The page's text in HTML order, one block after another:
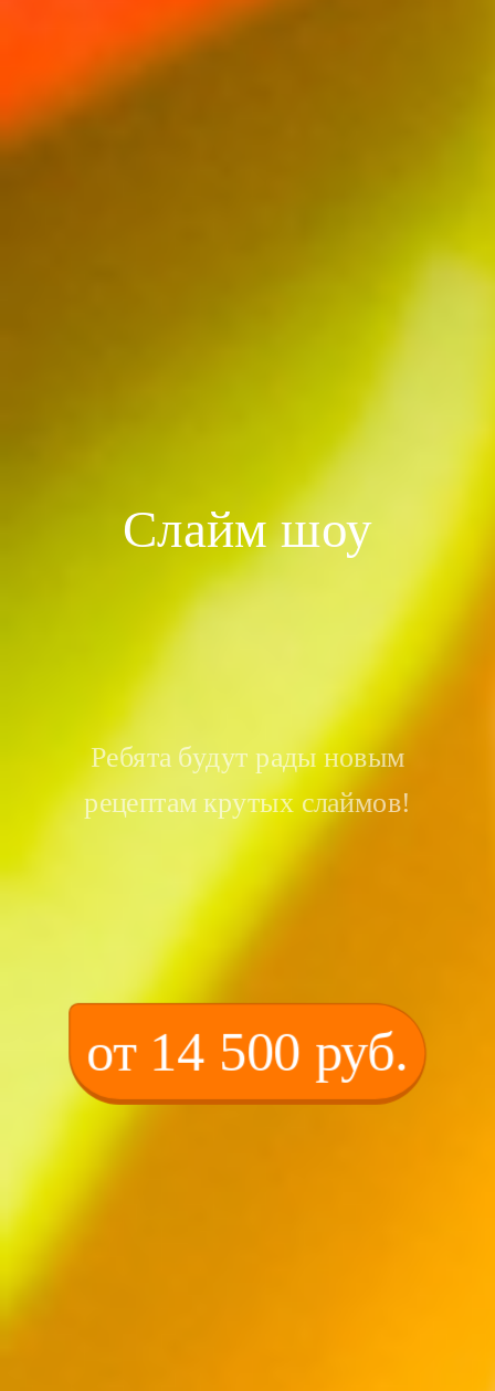
Слайм шоу
Ребята будут рады новым
рецептам крутых слаймов!
от 14 500 руб.